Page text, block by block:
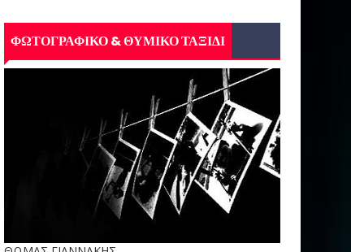
ΦΩΤΟΓΡΑΦΙΚΟ & ΘΥΜΙΚΟ ΤΑΞΙΔΙ